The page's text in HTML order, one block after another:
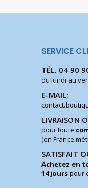
SERVICE
TÉL. 04 90
du lundi au
E-MAIL:
LIVRAISON
pour toute
(en France
SATISFAIT
Achetez en
14 jours pour